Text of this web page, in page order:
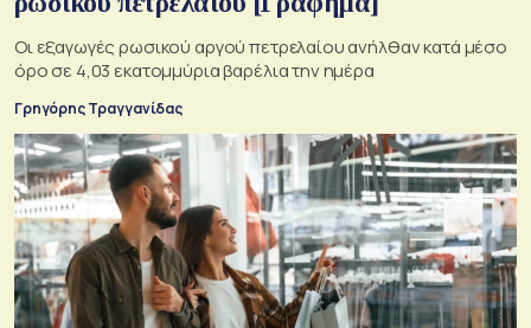
Οι εξαγωγές ρωσικού αργού πετρελαίου ανήλθαν κατά μέσο
όρο σε 4,03 εκατομμύρια βαρέλια την ημέρα
Γρηγόρης Τραγγανίδας